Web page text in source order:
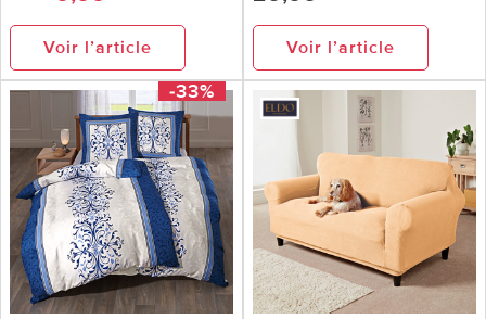
Voir l’article Voir l’article
-33%